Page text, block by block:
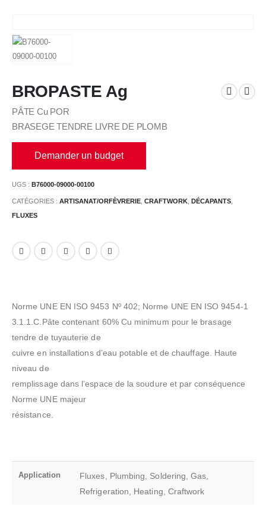
BROPASTE Ag
PÂTE Cu POR
BRASEGE TENDRE LIVRE DE PLOMB
Demander un budget
UGS : B76000-09000-00100
CATÉGORIES : ARTISANAT/ORFÈVRERIE CRAFTWORK DÉCAPANTS
FLUXES
Norme UNE EN ISO 9453 Nº 402; Norme UNE EN ISO 9454-1
3.1.1.C.Pâte contenant 60% Cu minimum pour le brasage
tendre de tuyauterie de
cuivre en installations d’eau potable et de chauffage. Haute
niveau de
remplissage dans l’espace de la soudure et par conséquence
Norme UNE majeur
résistance.
Application
Fluxes, Plumbing, Soldering, Gas,
Refrigeration, Heating, Craftwork